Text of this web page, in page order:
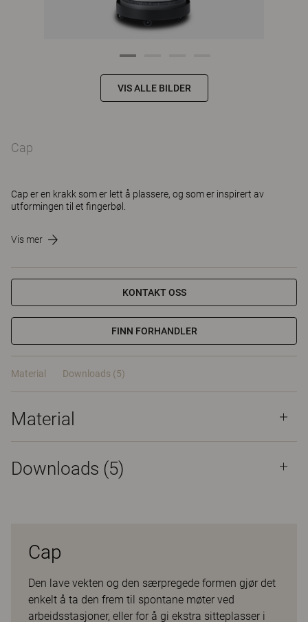
VIS ALLE BILDER
Cap
Cap er en krakk som er lett å plassere, og som er inspirert av
utformingen til et fingerbøl.
Vis mer
KONTAKT OSS
FINN FORHANDLER
Material Downloads (5)
Material
Downloads (5)
Cap
Den lave vekten og den særpregede formen gjør det
enkelt å ta den frem til spontane møter ved
arbeidsstasjoner, eller for å gi ekstra sitteplasser i